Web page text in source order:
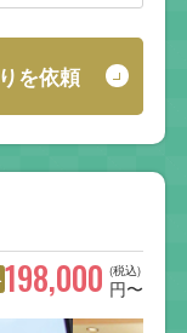
を依頼
(税込)
198,000 円〜